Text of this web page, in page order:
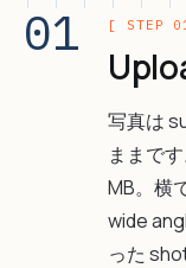
01 [ STEP
写真は
ままで
MB。横
wide
った